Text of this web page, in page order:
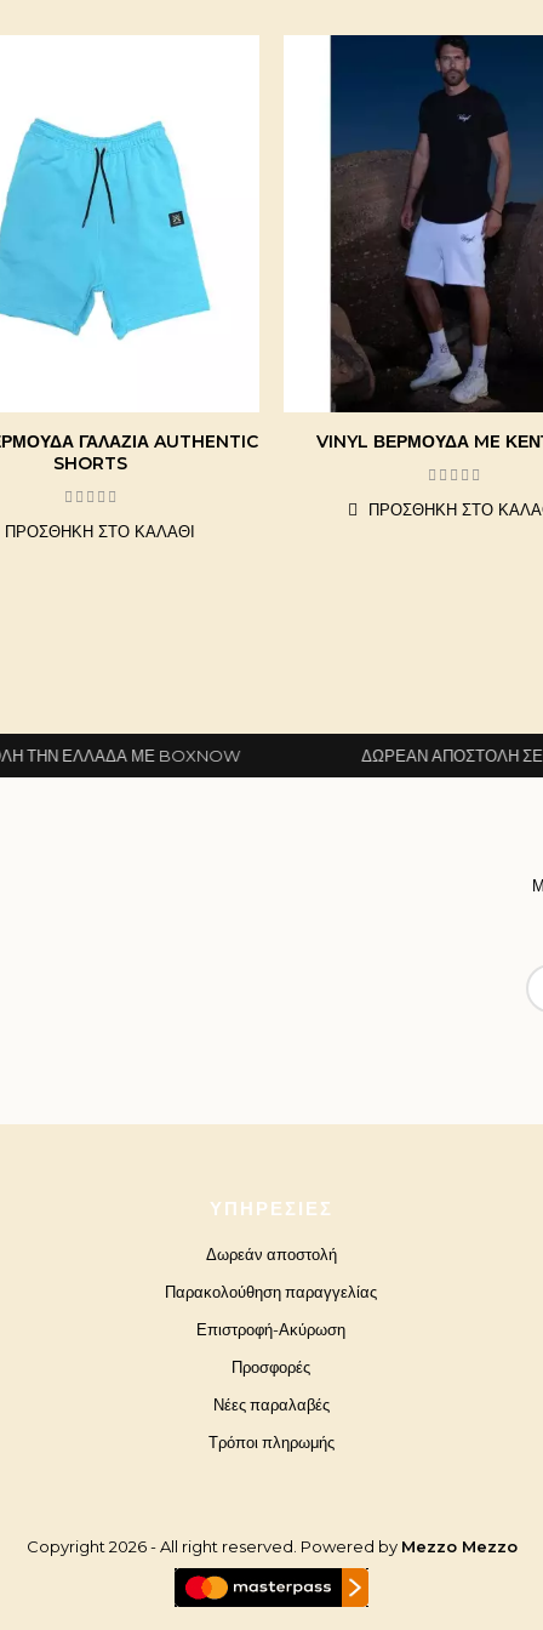
ΓΑΛΆΖΙΑ AUTHENTIC
SHORTS
ΠΡΟΣΘΉΚΗ ΣΤΟ ΚΑΛΆΘΙ
VINYL ΒΕΡΜΟΥΔΑ ME
ΠΡΟΣΘΉΚΗ ΣΤΟ
ΜΕ BOXNOW ΔΩΡΕΆΝ ΑΠΟΣΤΟΛΉ ΣΕ ΌΛΗ ΤΗΝ
ΥΠΗΡΕΣΊΕΣ
Δωρεάν αποστολή
Παρακολούθηση παραγγελίας
Επιστροφή-Ακύρωση
Προσφορές
Νέες παραλαβές
Τρόποι πληρωμής
Copyright 2026 - All right reserved. Powered by Mezzo Mezzo